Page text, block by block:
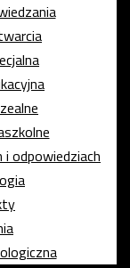
odpowiedziach